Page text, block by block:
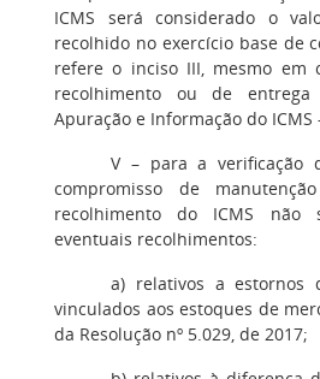
ICMS será considerado o
recolhido no exercício base de
refere o inciso III, mesmo em
recolhimento ou de
Apuração e Informação do ICMS
V – para a verificação
compromisso de
recolhimento do ICMS não
eventuais recolhimentos:
a) relativos a estornos
vinculados aos estoques de
da Resolução nº 5.029, de 2017;